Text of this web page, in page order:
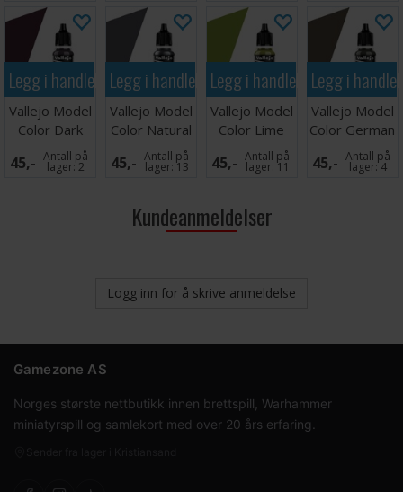
Legg i handlekurven
Vallejo Model
Color Dark
Purple
45,- Antall på
lager:2
Legg i handlekurven
Vallejo Model
Color Natural
Steel 17ml
45,- Antall på
lager: 13
Legg i handlekurven
Vallejo Model
Color Lime
Green
45,- Antall på
lager: 11
Legg i
Vallejo Model
Color German
Tank Crew
45,- Antall på
lager:4
Kundeanmeldelser
Logg inn for å skrive anmeldelse
Gamezone AS
Norges største nettbutikk innen brettspill, Warhammer
miniatyrspill og samlekort med over 20 års erfaring.